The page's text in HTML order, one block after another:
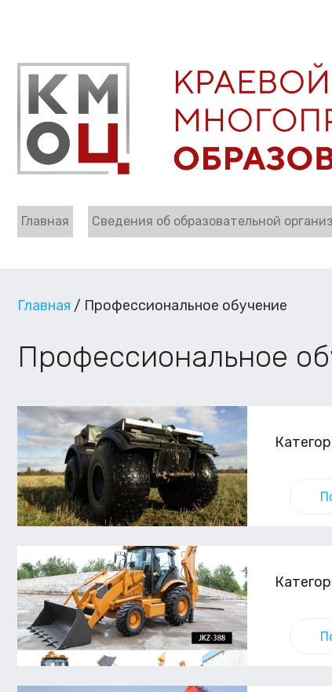
Главная Сведения об образовательной
Главная / Профессиональное обучение
Профессиональное